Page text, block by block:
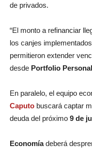
de privados.
“El monto a refinanciar
los canjes
permitieron extender
desde Portfolio
En paralelo, el equipo
Caputo buscará captar
deuda del próximo 9 de
Economíadeberá